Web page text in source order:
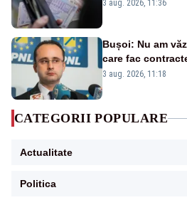
3 aug. 2026, 11:36
Bușoi: Nu am
care fac
3 aug. 2026, 11:18
CATEGORII POPULARE
Actualitate
Politica